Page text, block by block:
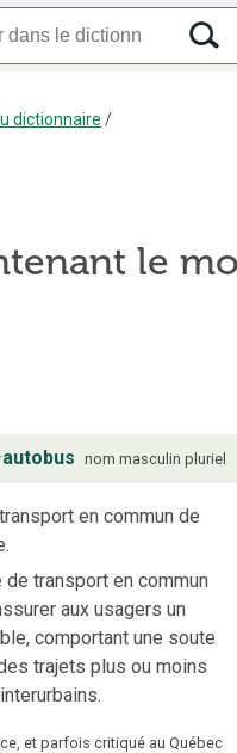
dictionnaire /
le
autobus nom masculin pluriel
en commun de
transport en commun
aux usagers un
comportant une soute
trajets plus ou moins
et parfois critiqué au Québec